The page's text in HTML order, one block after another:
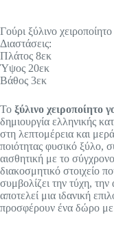
Γούρι ξύλινο
Διαστάσεις:
Πλάτος 8εκ
Ύψος 20εκ
Βάθος 3εκ
Το ξύλινο χειροποίητο
δημιουργία ελληνικής
στη λεπτομέρεια και
ποιότητας φυσικό ξύλο,
αισθητική με το
διακοσμητικό στοιχείο
συμβολίζει την τύχη, την
αποτελεί μια ιδανική
προσφέρουν ένα δώρο με